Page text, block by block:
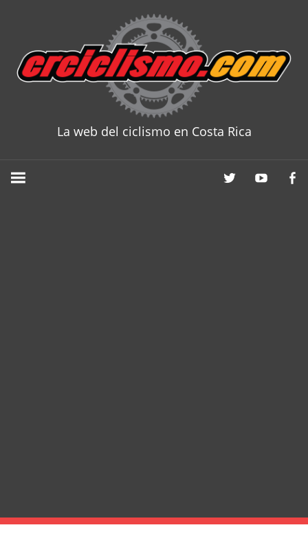
content
La web del ciclismo en Costa Rica